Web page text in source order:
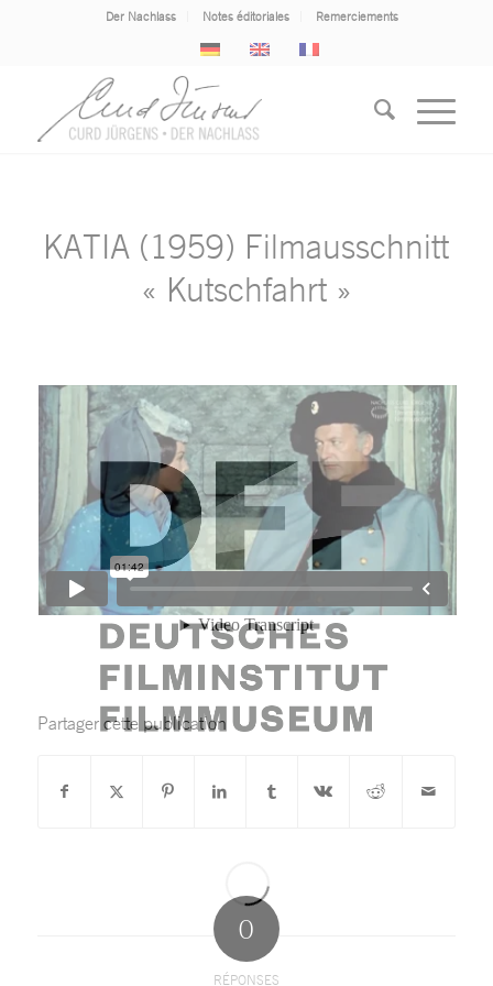
Der Nachlass Notes éditoriales Remerciements
KATIA (1959) Filmausschnitt
« Kutschfahrt »
Partager cette publication
0
RÉPONSES